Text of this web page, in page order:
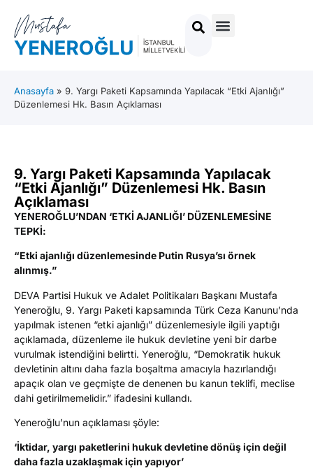
Anasayfa » 9. Yargı Paketi Kapsamında Yapılacak “Etki Ajanlığı”
Düzenlemesi Hk. Basın Açıklaması
9. Yargı Paketi Kapsamında Yapılacak
“Etki Ajanlığı” Düzenlemesi Hk. Basın
Açıklaması
YENEROĞLU’NDAN ‘ETKİ AJANLIĞI’ DÜZENLEMESİNE
TEPKİ:
“Etki ajanlığı düzenlemesinde Putin Rusya’sı örnek
alınmış.”
DEVA Partisi Hukuk ve Adalet Politikaları Başkanı Mustafa
Yeneroğlu, 9. Yargı Paketi kapsamında Türk Ceza Kanunu’nda
yapılmak istenen “etki ajanlığı” düzenlemesiyle ilgili yaptığı
açıklamada, düzenleme ile hukuk devletine yeni bir darbe
vurulmak istendiğini belirtti. Yeneroğlu, “Demokratik hukuk
devletinin altını daha fazla boşaltma amacıyla hazırlandığı
apaçık olan ve geçmişte de denenen bu kanun teklifi, meclise
dahi getirilmemelidir.” ifadesini kullandı.
Yeneroğlu’nun açıklaması şöyle:
‘İktidar, yargı paketlerini hukuk devletine dönüş için değil
daha fazla uzaklaşmak için yapıyor’